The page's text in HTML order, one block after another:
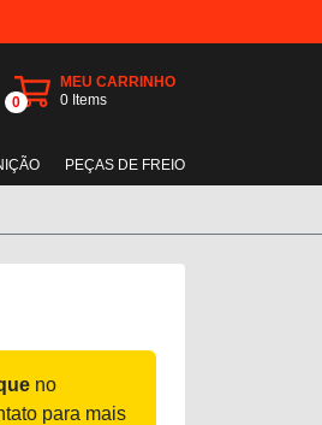
0
MEU CARRINHO
0 Items
PEÇAS DE FREIO
no
para mais